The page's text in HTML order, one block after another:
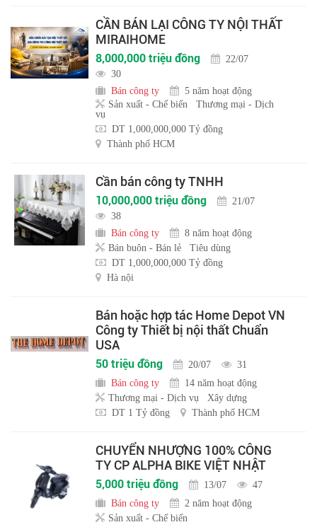
CẦN BÁN LẠI CÔNG TY NỘI THẤT
MIRAIHOME
8,000,000 triệu đồng
22/07
30
Bán công ty
5 năm hoạt động
Sản xuất - Chế biến
Thương mại - Dịch
vụ
DT 1,000,000,000 Tỷ đồng
Thành phố HCM
Cần bán công ty TNHH
10,000,000 triệu đồng
21/07
38
Bán công ty
8 năm hoạt động
Bán buôn - Bán lẻ
Tiêu dùng
DT 1,000,000,000 Tỷ đồng
Hà nội
Bán hoặc hợp tác Home Depot VN
Công ty Thiết bị nội thất Chuẩn
USA
50 triệu đồng 20/07
31
Bán công ty
14 năm hoạt động
Thương mại - Dịch vụ
Xây dựng
DT 1 Tỷ đồng
Thành phố HCM
CHUYỂN NHƯỢNG 100% CÔNG
TY CP ALPHA BIKE VIỆT NHẬT
5,000 triệu đồng 13/07
47
Bán công ty
2 năm hoạt động
Sản xuất - Chế biến